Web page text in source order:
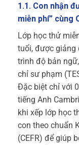
1.1. Con nhận
miễn phí” cùng
Lớp học thử
tuổi, được giảng
trình độ bản
chỉ sư phạm
Đặc biệt chỉ với
tiếng Anh
khi xếp lớp học
con theo chuẩn
(CEFR) để giúp